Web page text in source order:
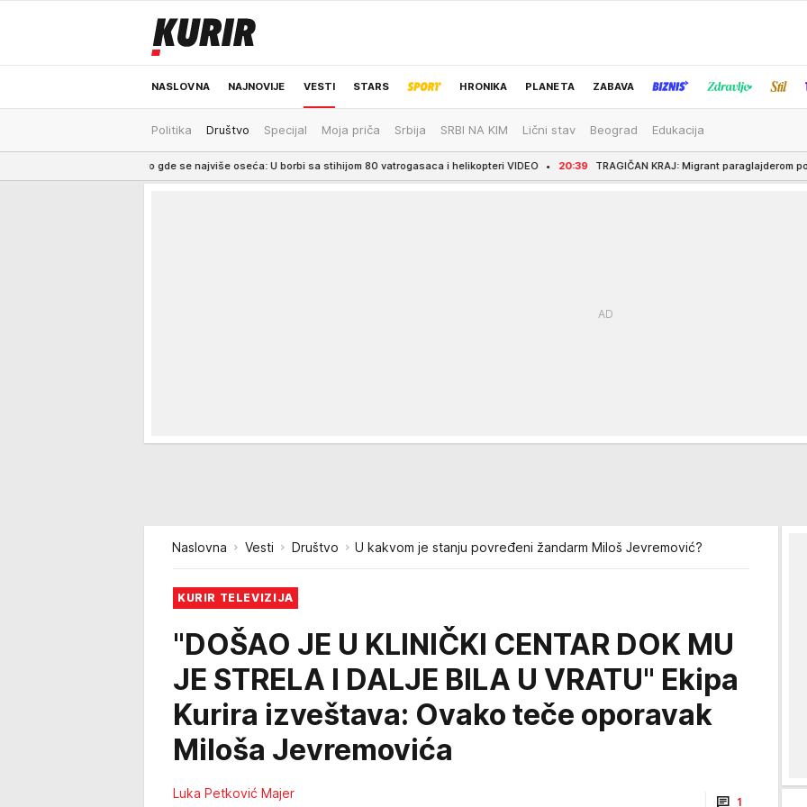
NASLOVNA NAJNOVIJE VESTI STARS HRONIKA PLANETA ZABAVA
ODRŽIVA BUDUĆNOST REGION NEWS IZBOR UREDNIKA
Politika Društvo Specijal Moja priča Srbija SRBI NA KIM Lični stav Beograd Edukacija
paljevine, evo gde se najviše oseća: U borbi sa stihijom 80 vatrogasaca i helikopteri VIDEO 20:39 TRAGIČAN KRAJ: Migrant paraglajderom pokušao da se
Naslovna Vesti Društvo U kakvom je stanju povređeni žandarm Miloš Jevremović?
KURIR TELEVIZIJA
"DOŠAO JE U KLINIČKI CENTAR DOK MU
JE STRELA I DALJE BILA U VRATU" Ekipa
Kurira izveštava: Ovako teče oporavak
Miloša Jevremovića
Luka Petković Majer
1